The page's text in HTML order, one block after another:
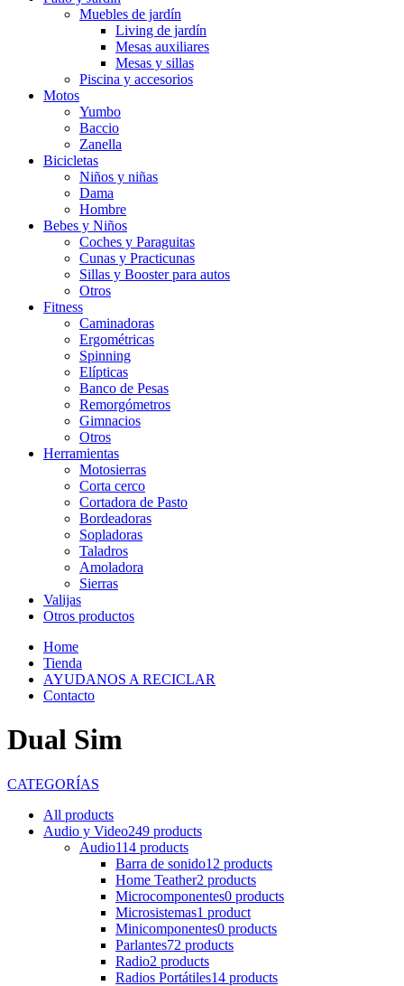
Muebles de jardín
Living de jardín
Mesas auxiliares
Mesas y sillas
Piscina y accesorios
Motos
Yumbo
Baccio
Zanella
Bicicletas
Niños y niñas
Dama
Hombre
Bebes y Niños
Coches y Paraguitas
Cunas y Practicunas
Sillas y Booster para autos
Otros
Fitness
Caminadoras
Ergométricas
Spinning
Elípticas
Banco de Pesas
Remorgómetros
Gimnacios
Otros
Herramientas
Motosierras
Corta cerco
Cortadora de Pasto
Bordeadoras
Sopladoras
Taladros
Amoladora
Sierras
Valijas
Otros productos
Home
Tienda
AYUDANOS A RECICLAR
Contacto
Dual Sim
CATEGORÍAS
All products
Audio y Video249 products
Audio114 products
Barra de sonido12 products
Home Teather2 products
Microcomponentes0 products
Microsistemas1 product
Minicomponentes0 products
Parlantes72 products
Radio2 products
Radios Portátiles14 products